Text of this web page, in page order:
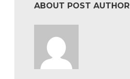
ABOUT POST AUTHOR